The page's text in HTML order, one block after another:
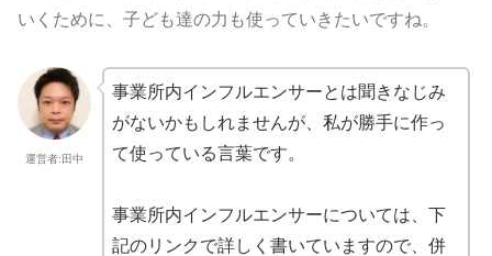
いくために、子ども達の力も使っていきたいですね。
運営者:田中
事業所内インフルエンサーとは聞きなじみ
がないかもしれませんが、私が勝手に作っ
て使っている言葉です。
事業所内インフルエンサーについては、下
記のリンクで詳しく書いていますので、併